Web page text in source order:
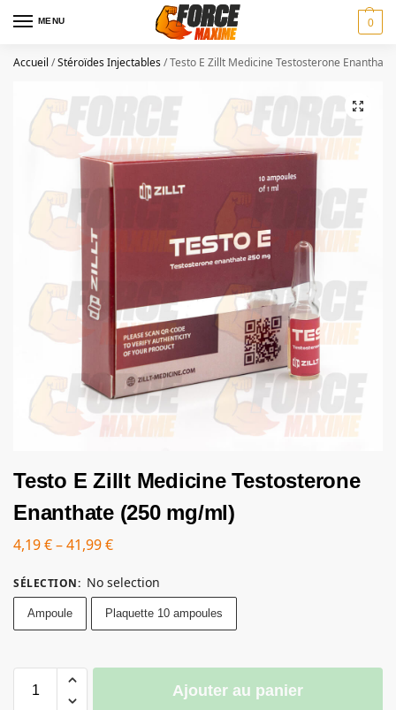
MENU 0
Accueil /Stéroïdes Injectables/Testo E Zillt Medicine Testosterone
Testo E Zillt Medicine Testosterone
Enanthate (250 mg/ml)
4,19€–41,99€
SÉLECTION: No selection
Ampoule Plaquette 10 ampoules
Ajouter au panier